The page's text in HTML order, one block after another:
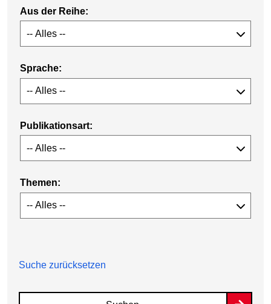
Aus der Reihe:
Sprache:
Publikationsart:
Themen:
Suche zurücksetzen